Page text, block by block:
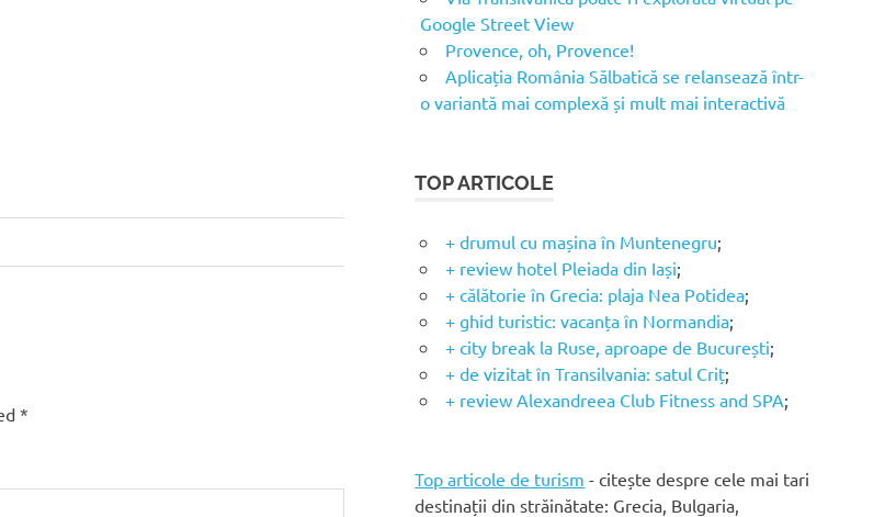
*
Google Street View
Provence, oh, Provence!
Aplicația România Sălbatică se relansează într-
o variantă mai complexă și mult mai interactivă
TOP ARTICOLE
+ drumul cu mașina în Muntenegru;
+ review hotel Pleiada din Iași;
+ călătorie în Grecia: plaja Nea Potidea;
+ ghid turistic: vacanța în Normandia;
+ city break la Ruse, aproape de București;
+ de vizitat în Transilvania: satul Criț;
+ review Alexandreea Club Fitness and SPA;
Top articole de turism - citește despre cele mai tari
destinații din străinătate: Grecia, Bulgaria,